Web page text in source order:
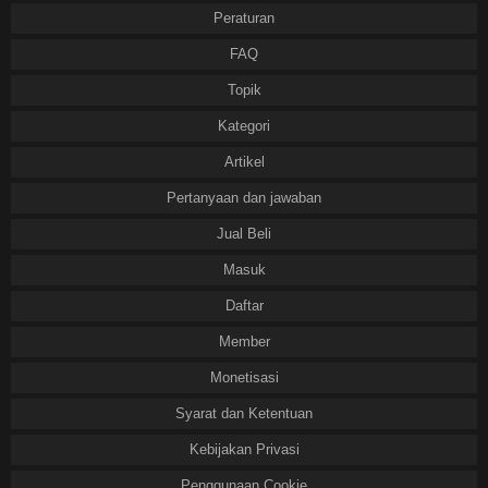
Peraturan
FAQ
Topik
Kategori
Artikel
Pertanyaan dan jawaban
Jual Beli
Masuk
Daftar
Member
Monetisasi
Syarat dan Ketentuan
Kebijakan Privasi